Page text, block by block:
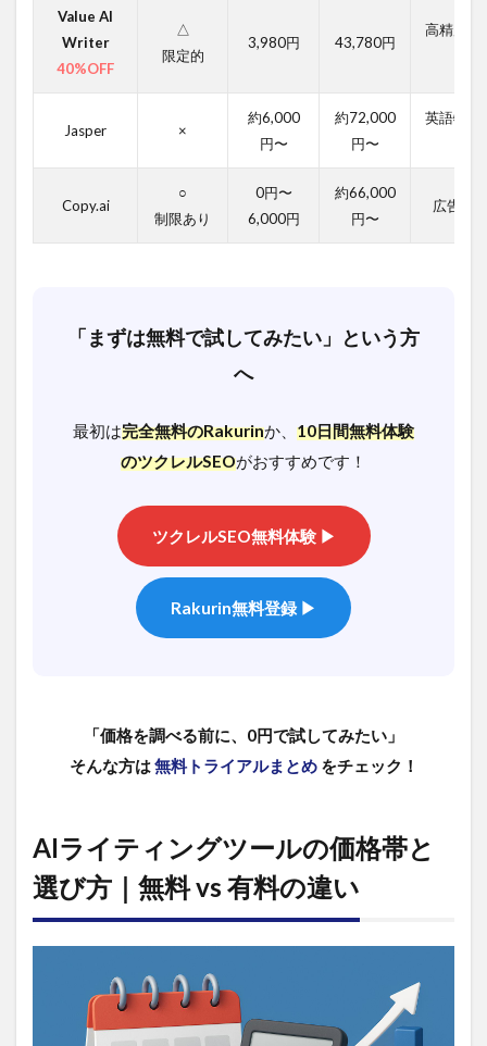
と
び
方
｜
料
の
無料で使
｜制限あ
りでも十
¥1,000〜
¥10,000】
【2025
年最新】
AIライテ
引情報｜
最大
40%OFF
3.1
年額
ンで
最大
20%
Value AI
Writer
40%OFF
△
限定的
3,980円 43,780円
高精度・
Jasper ×
約6,000
円〜
約72,000
円〜
英語特化
Copy.ai
○
制限あり
0円〜
6,000円
約66,000
円〜
広告文
「まずは無料で試してみたい」という方
へ
最初は完全無料のRakurinか、 10日間無料体験
のツクレルSEOがおすすめです！
ツクレルSEO無料体験 ▶
Rakurin無料登録 ▶
「価格を調べる前に、0円で試してみたい」
そんな方は無料トライアルまとめをチェック！
AIライティングツールの価格帯と
選び方｜無料 vs 有料の違い